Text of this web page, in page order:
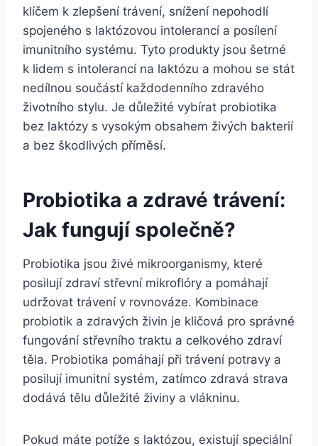
klíčem k zlepšení trávení, snížení nepohodlí
spojeného s laktózovou intolerancí a posílení
imunitního systému. Tyto produkty jsou šetrné
k lidem s intolerancí na laktózu a mohou se stát
nedílnou součástí každodenního zdravého
životního stylu. Je důležité vybírat probiotika
bez laktózy s vysokým obsahem živých bakterií
a bez škodlivých příměsí.
Probiotika a zdravé trávení:
Jak fungují společně?
Probiotika jsou živé mikroorganismy, které
posilují zdraví střevní mikroflóry a pomáhají
udržovat trávení v rovnováze. Kombinace
probiotik a zdravých živin je kličová pro správné
fungování střevního traktu a celkového zdraví
těla. Probiotika pomáhají při trávení potravy a
posilují imunitní systém, zatímco zdravá strava
dodává tělu důležité živiny a vlákninu.
Pokud máte potíže s laktózou, existují speciální